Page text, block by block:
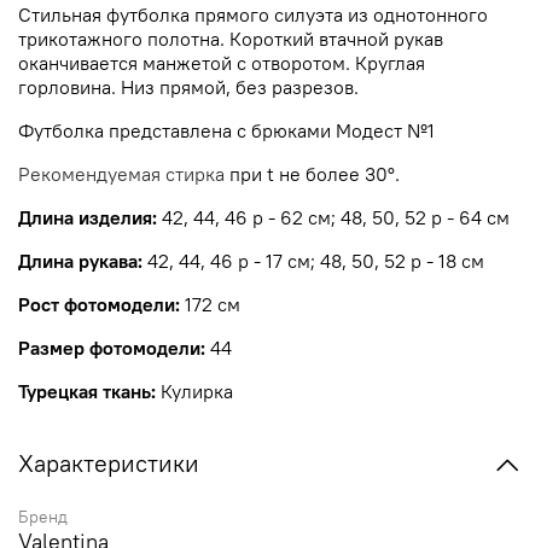
Стильная футболка прямого силуэта из однотонного
трикотажного полотна. Короткий втачной рукав
оканчивается манжетой с отворотом. Круглая
горловина. Низ прямой, без разрезов.
Футболка представлена с брюками Модест №1
Рекомендуемая стирка при t не более 30°.
Длина изделия: 42, 44, 46 р - 62 см; 48, 50, 52 р - 64 см
Длина рукава: 42, 44, 46 р - 17 см; 48, 50, 52 р - 18 см
Рост фотомодели: 172 см
Размер фотомодели: 44
Турецкая ткань: Кулирка
Характеристики
Бренд
Valentina